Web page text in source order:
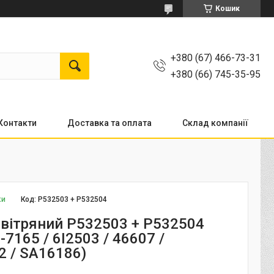
Кошик
+380 (67) 466-73-31
+380 (66) 745-35-95
Доставка та оплата Склад компанії
Код: P532503 + P532504
P532503 + P532504
/ 6I2503 / 46607 /
/ SA16186)